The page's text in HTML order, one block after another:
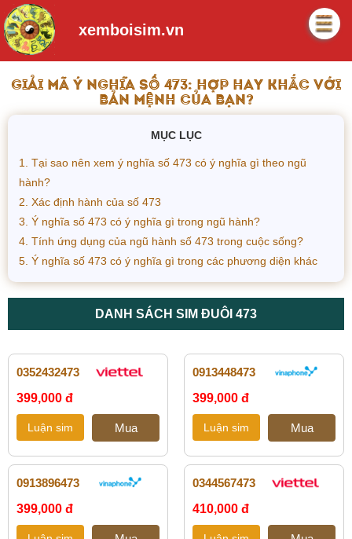
xemboisim.vn
GIẢI MÃ Ý NGHĨA SỐ 473: HỢP HAY KHẮC VỚI
BẢN MỆNH CỦA BẠN?
MỤC LỤC
1. Tại sao nên xem ý nghĩa số 473 có ý nghĩa gì theo ngũ
hành?
2. Xác định hành của số 473
3. Ý nghĩa số 473 có ý nghĩa gì trong ngũ hành?
4. Tính ứng dụng của ngũ hành số 473 trong cuộc sống?
5. Ý nghĩa số 473 có ý nghĩa gì trong các phương diện khác
DANH SÁCH SIM ĐUÔI 473
0352432473
399,000 đ
0913448473
399,000 đ
0913896473
399,000 đ
0344567473
410,000 đ